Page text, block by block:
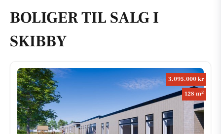
BOLIGER TIL SALG I
SKIBBY
3.095.000 kr
128 m2